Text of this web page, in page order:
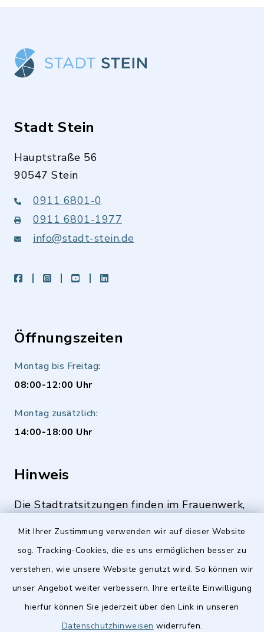
Mit Ihrer Zustimmung verwenden wir auf dieser Website
sog. Tracking-Cookies, die es uns ermöglichen besser zu
verstehen, wie unsere Website genutzt wird. So können wir
unser Angebot weiter verbessern. Ihre erteilte Einwilligung
hierfür können Sie jederzeit über den Link in unseren
Datenschutzhinweisen widerrufen.
Stadt Stein
Hauptstraße 56
90547 Stein
0911 6801-0
0911 6801-1977
info@stadt-stein.de
facebookinstagramyoutubeLinkedIn
Öffnungszeiten
Montag bis Freitag:
08:00-12:00 Uhr
Montag zusätzlich:
14:00-18:00 Uhr
Hinweis
Die Stadtratsitzungen finden im Frauenwerk,
Quicklinks
Stellenangebote